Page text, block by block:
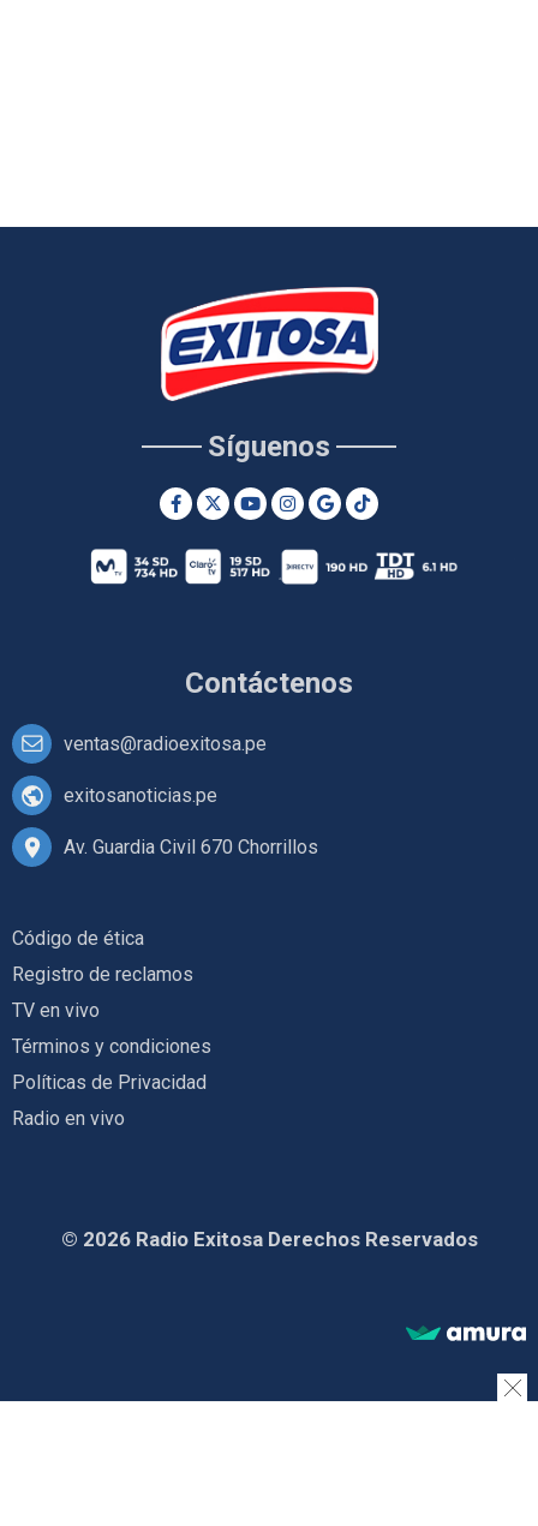
Contáctenos
ventas@radioexitosa.pe
exitosanoticias.pe
Av. Guardia Civil 670 Chorrillos
Síguenos
Código de ética
Registro de reclamos
TV en vivo
Términos y condiciones
Políticas de Privacidad
Radio en vivo
© 2026 Radio Exitosa Derechos Reservados